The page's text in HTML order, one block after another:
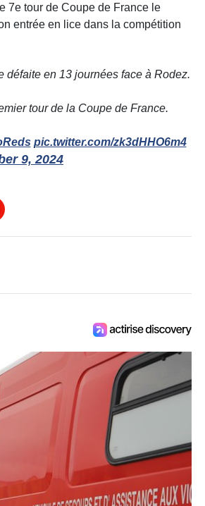
7e tour de Coupe de France le
entrée en lice dans la compétition
défaite en 13 journées face à Rodez.
tour de la Coupe de France.
pic.twitter.com/zk3dHHO6m4
9, 2024